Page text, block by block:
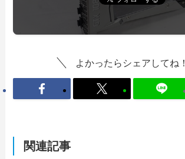
よかったらシェアしてね！
関連記事